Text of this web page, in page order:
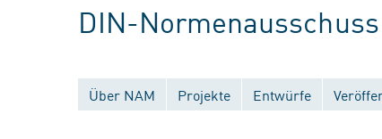
DIN-
Über NAM Projekte Entwürfe